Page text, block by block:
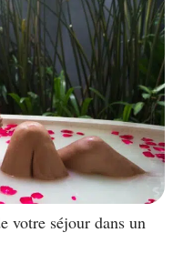
votre séjour dans un